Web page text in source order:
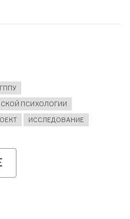
ПСИХОЛОГИИ
ИССЛЕДОВАНИЕ
КАК